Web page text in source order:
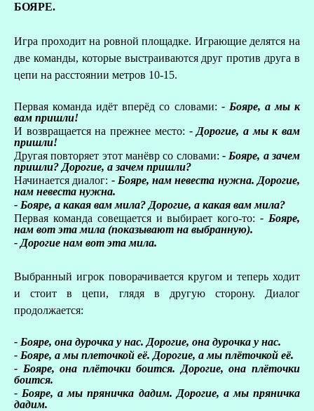
БОЯРЕ.
Игра проходит на ровной площадке. Играющие делятся на
две команды, которые выстраиваются друг против друга в
цепи на расстоянии метров 10-15.
Первая команда идёт вперёд со словами: - Бояре, а мы к
вам пришли!
И возвращается на прежнее место: - Дорогие, а мы к вам
пришли!
Другая повторяет этот манёвр со словами: - Бояре, а зачем
пришли? Дорогие, а зачем пришли?
Начинается диалог: - Бояре, нам невеста нужна. Дорогие,
нам невеста нужна.
- Бояре, а какая вам мила? Дорогие, а какая вам мила?
Первая команда совещается и выбирает кого-то:- Бояре,
нам вот эта мила (показывают на выбранную).
- Дорогие нам вот эта мила.
Выбранный игрок поворачивается кругом и теперь ходит
и стоит в цепи, глядя в другую сторону. Диалог
продолжается:
- Бояре, она дурочка у нас. Дорогие, она дурочка у нас.
- Бояре, а мы плеточкой её. Дорогие, а мы плёточкой её.
- Бояре, она плёточки боится. Дорогие, она плёточки
боится.
- Бояре, а мы пряничка дадим. Дорогие, а мы пряничка
дадим.